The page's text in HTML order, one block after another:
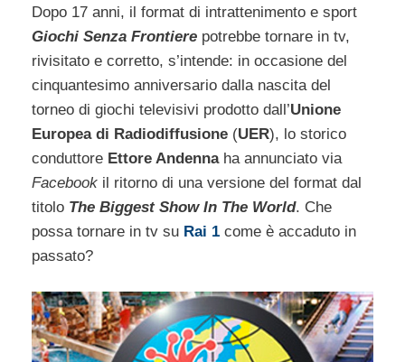
Dopo 17 anni, il format di intrattenimento e sport
Giochi Senza Frontiere potrebbe tornare in tv,
rivisitato e corretto, s’intende: in occasione del
cinquantesimo anniversario dalla nascita del
torneo di giochi televisivi prodotto dall’Unione
Europea di Radiodiffusione (UER), lo storico
conduttore Ettore Andennaha annunciato via
Facebook il ritorno di una versione del format dal
titolo The Biggest Show In The World. Che
possa tornare in tv su Rai 1 come è accaduto in
passato?